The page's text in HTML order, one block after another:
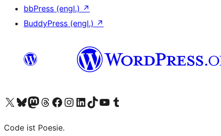
bbPress (engl.) ↗
BuddyPress (engl.) ↗
Unser X-Konto (früher Twitter) besuchen
Unser Bluesky-Konto besuchen
Unser Mastodon-Konto besuchen
Unser Threads-Konto besuchen
Unsere Facebook-Seite besuchen
Unser Instagram-Konto besuchen
Unser LinkedIn-Konto besuchen
Unser TikTok-Konto besuchen
Unseren YouTube-Kanal besuchen
Unser Tumblr-Konto besuchen
Code ist Poesie.